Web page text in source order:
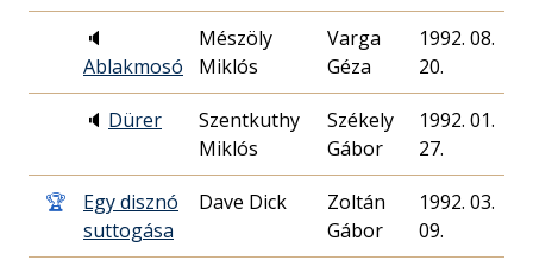
🔈
Ablakmosó
Mészöly
Miklós
Varga
Géza
1992. 08.
20.
🔈 Dürer
Szentkuthy
Miklós
Székely
Gábor
1992. 01.
27.
🏆
Egy disznó
suttogása
Dave Dick
Zoltán
Gábor
1992. 03.
09.